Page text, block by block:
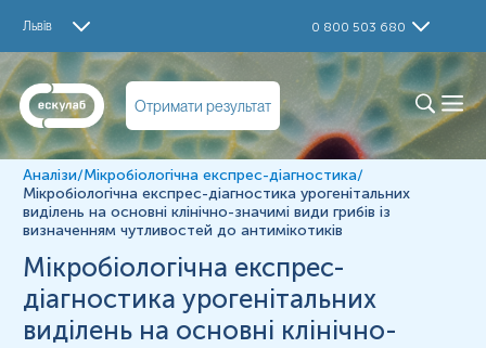
Львів 0 800 503 680
Отримати результат
Мікробіологічна експрес-діагностика основних
клінічно-значимих видів грибків із визначенням
чутливостей до антимікотиків
Визначення
Мікроорганізми:
32 видів грибкової флори
Антимікробні препарати:
NY (ністатин) • AMB (амфотерицин) • FCY (флуцитозин) •
ECN (еконазол) • KCA(кетоконазол) • CLO
(клотримазол) • MIC (міколазол) • ITR (ітраконазол) •
VOR (вориконазол) • FLU (флуконазол)
Аналізи/Мікробіологічна експрес-діагностика/
Мікробіологічна експрес-діагностика урогенітальних
виділень на основні клінічно-значимі види грибів із
визначенням чутливостей до антимікотиків
Мікробіологічна експрес-
діагностика урогенітальних
виділень на основні клінічно-